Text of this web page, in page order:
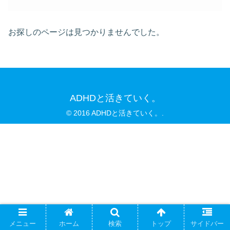
お探しのページは見つかりませんでした。
ADHDと活きていく。
© 2016 ADHDと活きていく。.
メニュー ホーム 検索 トップ サイドバー